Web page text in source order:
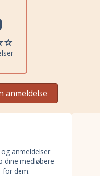
anmeldelse
anmeldelser
dine medløbere
for dem.